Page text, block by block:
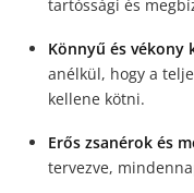
tartóssági és
Könnyű és vékony
anélkül, hogy a
kellene kötni.
Erős zsanérok és
tervezve,